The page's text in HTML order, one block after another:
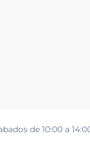
de 10:00 a